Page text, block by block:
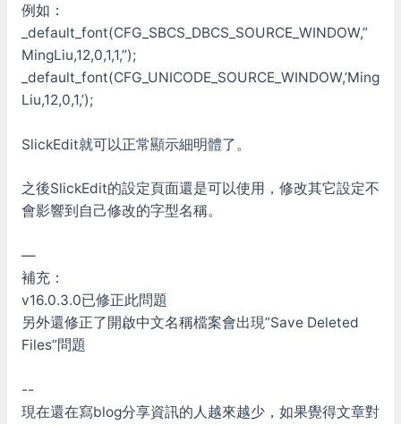
例如：
_default_font(CFG_SBCS_DBCS_SOURCE_WINDOW,”
MingLiu,12,0,1,1,”);
_default_font(CFG_UNICODE_SOURCE_WINDOW,’Ming
Liu,12,0,1,’);
SlickEdit就可以正常顯示細明體了。
之後SlickEdit的設定頁面還是可以使用，修改其它設定不
會影響到自己修改的字型名稱。
—
補充：
v16.0.3.0已修正此問題
另外還修正了開啟中文名稱檔案會出現”Save Deleted
Files”問題
--
現在還在寫blog分享資訊的人越來越少，如果覺得文章對